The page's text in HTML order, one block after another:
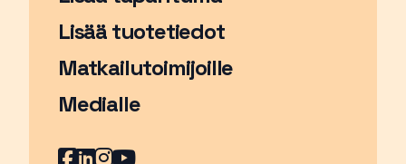
Lisää tuotetiedot
Matkailutoimijoille
Medialle